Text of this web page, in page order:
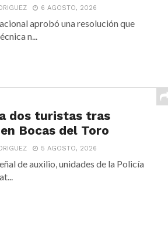
6 AGOSTO, 2026
aprobó una resolución que
n...
dos turistas tras
Bocas del Toro
5 AGOSTO, 2026
de auxilio, unidades de la Policía